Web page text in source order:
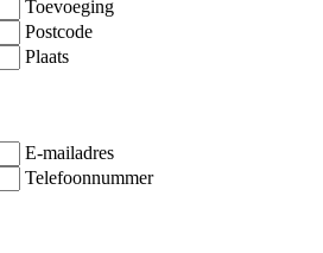
Toevoeging
Postcode
Plaats
E-mailadres
Telefoonnummer